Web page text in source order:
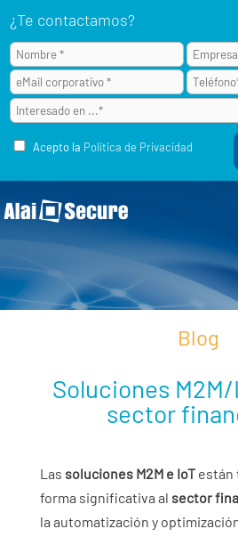
¿Te contactamos?
Acepto la Política de Privacidad
Blog
Soluciones M2M/
sector
Las soluciones M2M e IoT están
forma significativa al sector
la automatización y